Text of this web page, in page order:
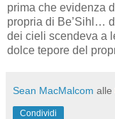
prima che evidenza
propria di Be’Sihl…
dei cieli scendeva a
dolce tepore del
Sean MacMalcom alle
Condividi